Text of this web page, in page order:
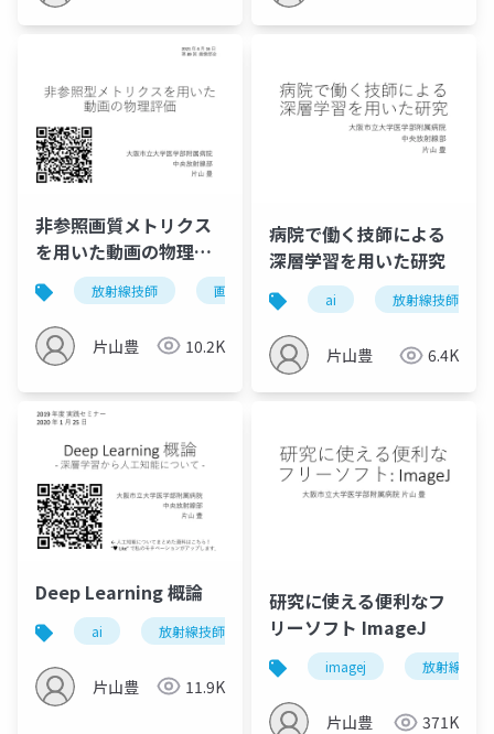
非参照画質メトリクス
を用いた動画の物理評
価 (2021/04/16)
放射線技師 画像評価 nrm
片山豊 10.2K
病院で働く技師による
深層学習を用いた研究
ai 放射線技師
片山豊 6.4K
Deep Learning 概論
ai 放射線技師
片山豊 11.9K
研究に使える便利なフ
リーソフト ImageJ
imagej 放射線技師
片山豊 371K